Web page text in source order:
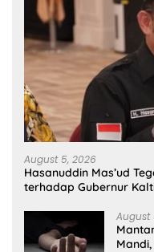
August 5, 2026
Hasanuddin Mas’ud
terhadap Gubernur
August